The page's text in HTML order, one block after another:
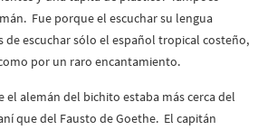
Fue porque el escuchar su lengua
de escuchar sólo el español tropical costeño,
por un raro encantamiento.
el alemán del bichito estaba más cerca del
que del Fausto de Goethe. El capitán